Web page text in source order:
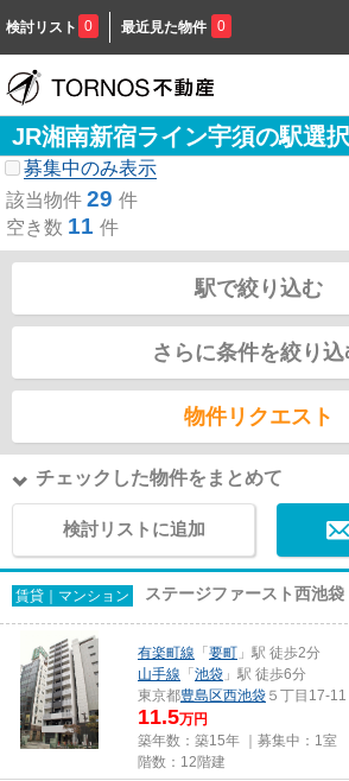
検討リスト 0 最近見た物件 0
JR湘南新宿ライン宇須の駅選
募集中のみ表示
該当物件 29 件
空き数 11 件
駅で絞り込む
さらに条件を絞り込
物件リクエスト
チェックした物件をまとめて
検討リストに追加
賃貸｜マンション ステージファースト西池袋
有楽町線 「 要町 」駅 徒歩2分
山手線 「 池袋 」駅 徒歩6分
東京都豊島区西池袋 ５丁目17-11
11.5万円
築年数：築15年 ｜募集中： 1室
階数：12階建